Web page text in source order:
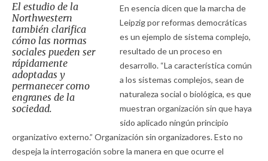
El estudio de la
Northwestern
también clarifica
cómo las normas
sociales pueden ser
rápidamente
adoptadas y
permanecer como
engranes de la
sociedad.
En esencia dicen que la marcha de
Leipzig por reformas democráticas
es un ejemplo de sistema complejo,
resultado de un proceso en
desarrollo. “La característica común
a los sistemas complejos, sean de
naturaleza social o biológica, es que
muestran organización sin que haya
sido aplicado ningún principio
organizativo externo.” Organización sin organizadores. Esto no
despeja la interrogación sobre la manera en que ocurre el